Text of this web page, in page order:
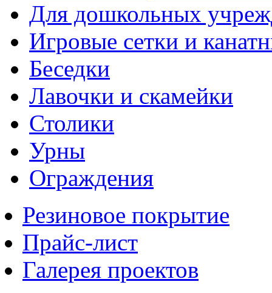
Для дошкольных
Игровые сетки и
Беседки
Лавочки и скамейки
Столики
Урны
Ограждения
Резиновое покрытие
Прайс-лист
Галерея проектов